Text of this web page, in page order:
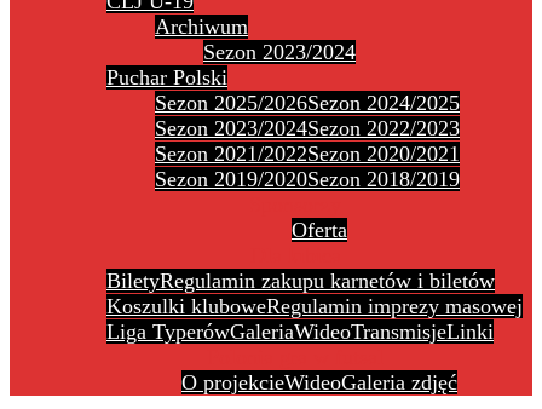
Archiwum
Sezon 2023/2024
Puchar Polski
Sezon 2025/2026Sezon 2024/2025
Sezon 2023/2024Sezon 2022/2023
Sezon 2021/2022Sezon 2020/2021
Sezon 2019/2020Sezon 2018/2019
Oferta
BiletyRegulamin zakupu karnetów i biletów
Koszulki kluboweRegulamin imprezy masowej
Liga TyperówGaleriaWideoTransmisjeLinki
O projekcieWideoGaleria zdjęć